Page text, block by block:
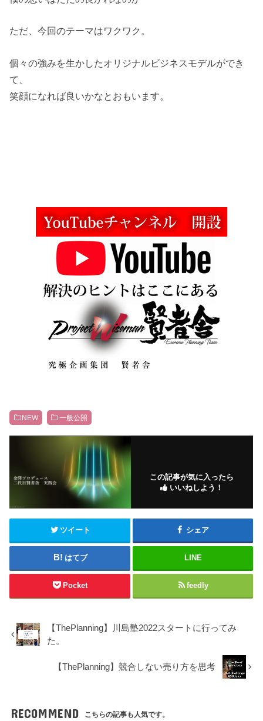
ただ、今回のテーマはワクワク。
個々の強みを生かしたオリジナルビジネスモデルができ
て、
笑顔になれば良いかなとおもいます。
NEW 一般公開
この記事が気に入ったら
いいねしよう！
ツイート シェア
はてブ LINE
Pocket feedly
【ThePlanning】川島塾2022スタートに行ってみ
た。
【ThePlanning】競合しない売り方を思考
RECOMMEND こちらの記事も人気です。